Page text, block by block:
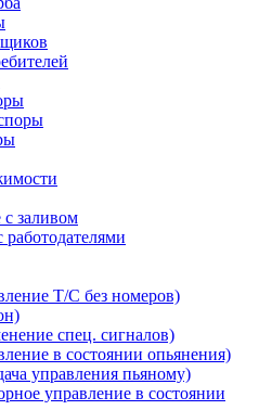
заливом
Т/С без номеров)
спец. сигналов)
в состоянии опьянения)
управления пьяному)
управление в состоянии